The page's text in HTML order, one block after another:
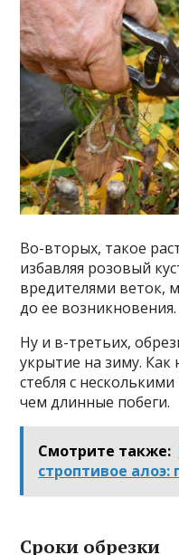
Во-вторых, такое
избавляя розовый
вредителями веток,
до ее возникновения.
Ну и в-третьих,
укрытие на зиму. Как
стебля с
чем длинные побеги.
Смотрите также:
строптивое алоэ:
Сроки обрезки